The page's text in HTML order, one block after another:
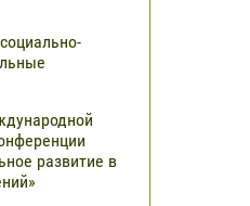
развитие в